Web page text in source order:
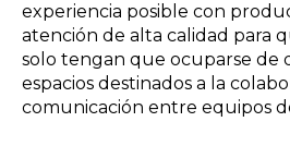
experiencia posible con
atención de alta calidad para
solo tengan que ocuparse de
espacios destinados a la
comunicación entre equipos